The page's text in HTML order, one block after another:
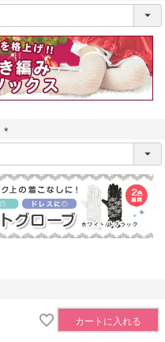
(
必
須
)
(
必
須
)
カートに入れる